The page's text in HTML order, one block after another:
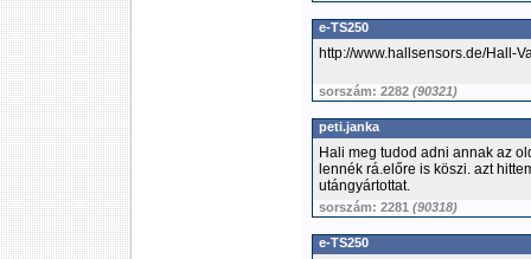
e-TS250
http://www.hallsensors.de/Hall-
sorszám: 2282 (90321)
peti.janka
Hali meg tudod adni annak az
lennék rá.előre is köszi. azt
utángyártottat.
sorszám: 2281 (90318)
e-TS250